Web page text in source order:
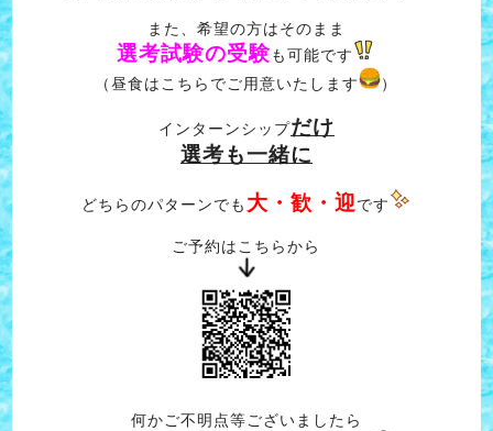
また、希望の方はそのまま
選考試験の受験も可能です
（昼食はこちらでご用意いたします
）
インターンシップだけ
選考も一緒に
どちらのパターンでも 大・歓・迎です
ご予約はこちらから
何かご不明点等ございましたら